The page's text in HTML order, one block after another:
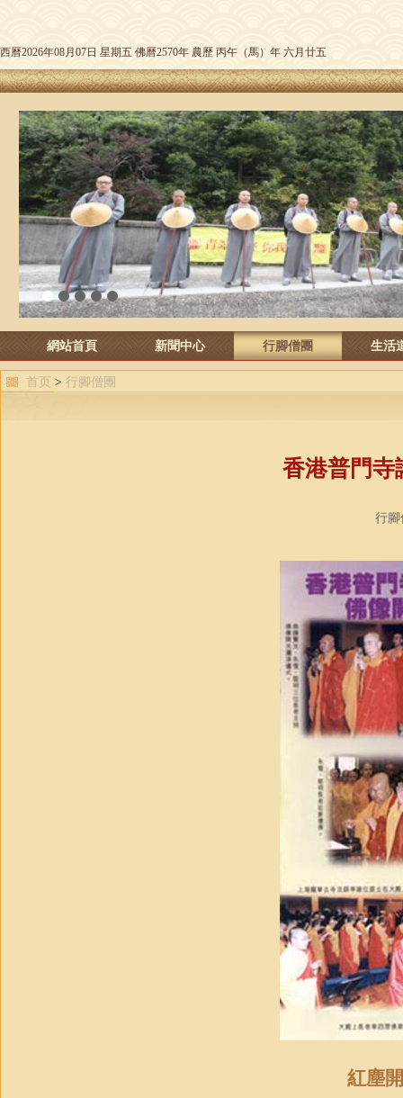
西曆2026年08月07日 星期五 佛曆2570年 農歷 丙午（馬）年 六月廿五
1 2 3 4 5
網站首頁 新聞中心 行腳僧團 生活
首页 > 行腳僧團
香港普門寺
行腳
紅塵